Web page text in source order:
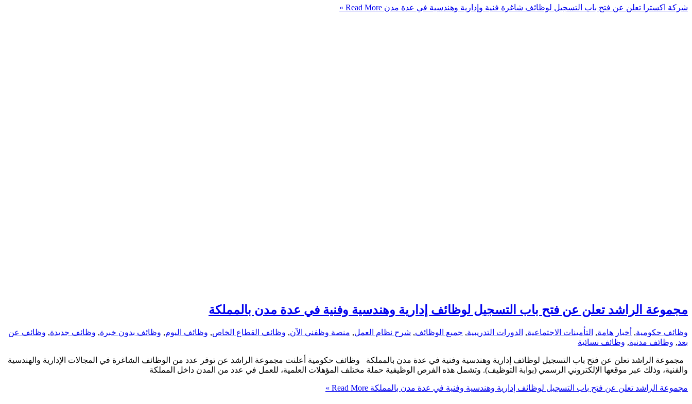
شركة اكسترا تعلن عن فتح باب التسجيل لوظائف شاغرة فنية وإدارية وهندسية في عدة مدن
مجموعة الراشد تعلن عن فتح باب التسجيل لوظائف إدارية وهندسية وفنية في عدة مدن بالمملكة
وظائف حكومية, أخبار هامة, التأمينات الاجتماعية, الدورات التدريبية, جميع الوظائف, شرح نظام العمل, منصة وظفني الآن, وظائف القطاع الخاص, وظائف اليوم, وظائف بدون خبرة, وظائف جديدة, وظائف عن
بعد, وظائف مدنية, وظائف نسائية
مجموعة الراشد تعلن عن فتح باب التسجيل لوظائف إدارية وهندسية وفنية في عدة مدن بالمملكة وظائف حكومية أعلنت مجموعة الراشد عن توفر عدد من الوظائف الشاغرة في المجالات الإدارية والهندسية
والفنية، وذلك عبر موقعها الإلكتروني الرسمي (بوابة التوظيف). وتشمل هذه الفرص الوظيفية حملة مختلف المؤهلات العلمية، للعمل في عدد من المدن داخل المملكة
مجموعة الراشد تعلن عن فتح باب التسجيل لوظائف إدارية وهندسية وفنية في عدة مدن بالمملكة